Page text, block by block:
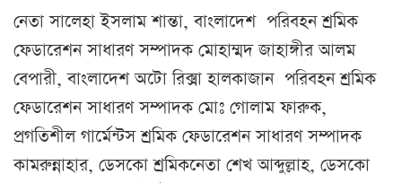
নেতা সালেহা ইসলাম শান্তা, বাংলাদেশ পরিবহন শ্রমিক
ফেডারেশন সাধারণ সম্পাদক মোহাম্মদ জাহাঙ্গীর আলম
বেপারী, বাংলাদেশ অটো রিক্সা হালকাজান পরিবহন শ্রমিক
ফেডারেশন সাধারণ সম্পাদক মোঃ গোলাম ফারুক,
প্রগতিশীল গার্মেন্টস শ্রমিক ফেডারেশন সাধারণ সম্পাদক
কামরুন্নাহার, ডেসকো শ্রমিকনেতা শেখ আব্দুল্লাহ, ডেসকো